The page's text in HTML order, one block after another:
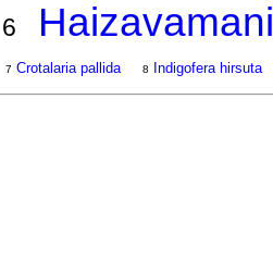
6
7 Crotalaria pallida 8 Indigofera hirsuta